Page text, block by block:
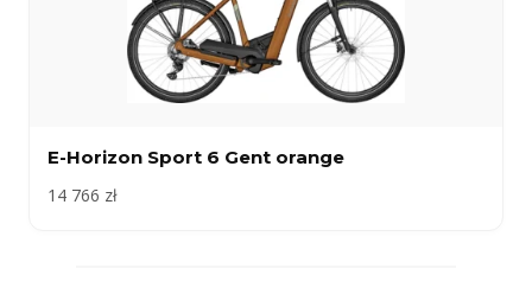
E-Horizon Sport 6 Gent orange
14 766 zł